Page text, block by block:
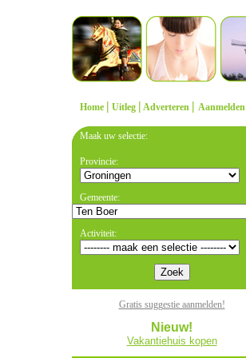
Home | Uitleg | Adverteren | Aanmelden
Maak uw selectie:
Provincie:
Gemeente:
Activiteit:
Gratis suggestie aanmelden!
Nieuw!
Vakantiehuis kopen